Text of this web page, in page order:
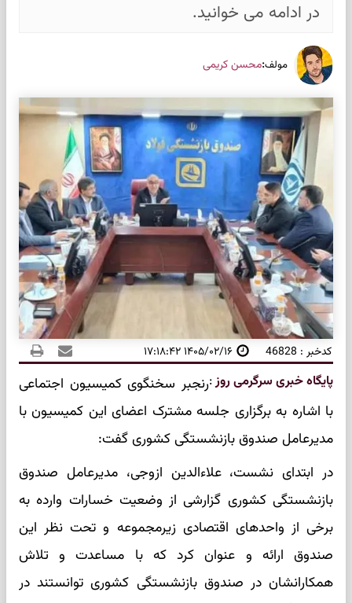
در ادامه می خوانید.
مولف:محسن کریمی
کدخبر : 46828 ۱۴۰۵/۰۲/۱۶ ۱۷:۱۸:۴۲
پایگاه خبری سرگرمی روز:رنجبر سخنگوی کمیسیون اجتماعی
با اشاره به برگزاری جلسه مشترک اعضای این کمیسیون با
مدیرعامل صندوق بازنشستگی کشوری گفت:
در ابتدای نشست، علاءالدین ازوجی، مدیرعامل صندوق
بازنشستگی کشوری گزارشی از وضعیت خسارات وارده به
برخی از واحدهای اقتصادی زیرمجموعه و تحت نظر این
صندوق ارائه و عنوان کرد که با مساعدت و تلاش
همکارانشان در صندوق بازنشستگی کشوری توانستند در